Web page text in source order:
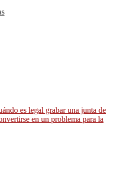
es legal grabar una junta de
en un problema para la